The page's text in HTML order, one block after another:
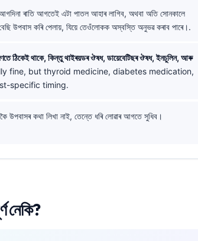
আগদিনা ৰাতি আগতেই এটা পাতল আহাৰ লাগিব, অথবা অতি সোনকালে
উপবাস কৰি পেলায়, যিয়ে তেওঁলোকক অস্বস্তি অনুভৱ কৰাব পাৰে।.
ঠিকেই থাকে, কিন্তু থাইৰয়ডৰ ঔষধ, ডায়েবেটিছৰ ঔষধ, ইনচুলিন, আৰু
fine, but thyroid medicine, diabetes medication,
specific timing.
উপবাসৰ কথা লিখা নাই, তেন্তে ধৰি লোৱাৰ আগতে সুধিব।
নেকি?